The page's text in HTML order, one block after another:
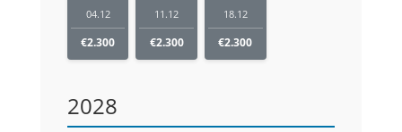
04.12
€2.300
11.12
€2.300
18.12
€2.300
2028